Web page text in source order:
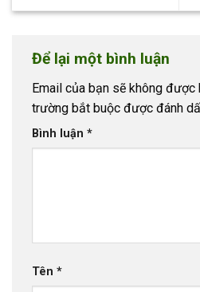
Để lại một bình luận
Email của bạn sẽ không được
trường bắt buộc được đánh
Bình luận *
Tên *